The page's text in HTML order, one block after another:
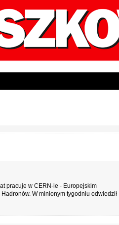
pracuje w CERN-ie - Europejskim
W minionym tygodniu odwiedził I